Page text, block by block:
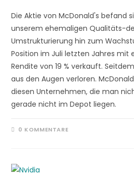
Die Aktie von McDonald's befand
unserem ehemaligen Qualitäts-
Umstrukturierung hin zum
Position im Juli letzten Jahres mit
Rendite von 19 % verkauft.
aus den Augen verloren.
diesen Unternehmen, die man
gerade nicht im Depot liegen.
0 KOMMENTARE